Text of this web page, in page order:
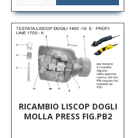
RICAMBIO LISCOP DOGLI
MOLLA PRESS FIG.PB2